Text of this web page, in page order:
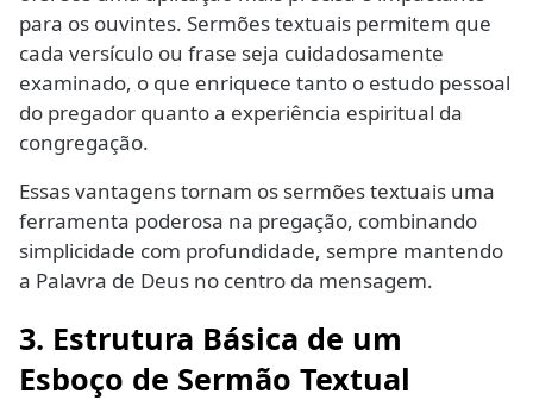
para os ouvintes. Sermões textuais permitem que
cada versículo ou frase seja cuidadosamente
examinado, o que enriquece tanto o estudo pessoal
do pregador quanto a experiência espiritual da
congregação.
Essas vantagens tornam os sermões textuais uma
ferramenta poderosa na pregação, combinando
simplicidade com profundidade, sempre mantendo
a Palavra de Deus no centro da mensagem.
3. Estrutura Básica de um
Esboço de Sermão Textual